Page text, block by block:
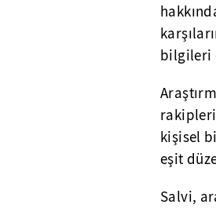
bilgileri
kişisel
eşit
Salvi,